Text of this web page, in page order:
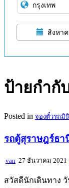
สิงหา
ป้ายกำกั
Posted in จองตั๋วรถมิ
รถตู้สุราษฎร์ธา
van 27 ธันวาคม 2021
สวัสดีนักเดินทาง